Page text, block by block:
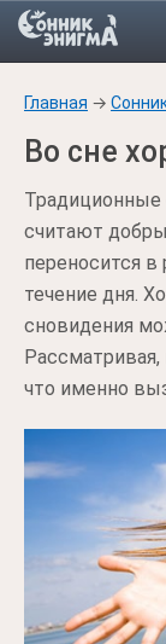
Главная →
Во сне
Традиционные
считают
переносится в
течение дня.
сновидения
Рассматривая,
что именно